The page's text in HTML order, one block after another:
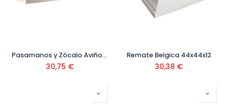
Pasamanos y Zócalo Aviñon 12,5x25x100 cm
30,75 €
Remate Belgica 44x44x12
30,38 €